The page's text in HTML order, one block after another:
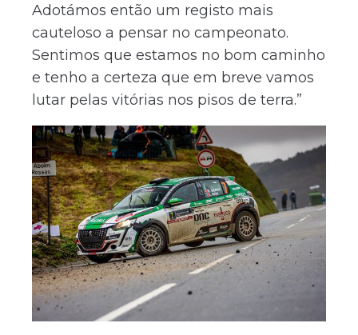
Adotámos então um registo mais
cauteloso a pensar no campeonato.
Sentimos que estamos no bom caminho
e tenho a certeza que em breve vamos
lutar pelas vitórias nos pisos de terra.”